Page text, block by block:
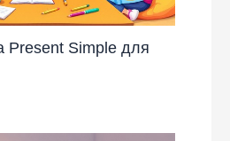
Present Simple для